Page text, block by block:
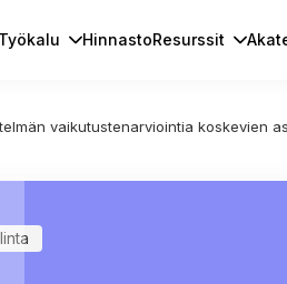
Työkalu HinnastoResurssit
vaikutustenarviointia koskevien